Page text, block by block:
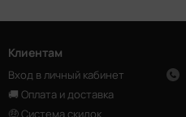
Клиентам
Вход в личный кабинет
🚚 Оплата и доставка
🤑 Система скидок